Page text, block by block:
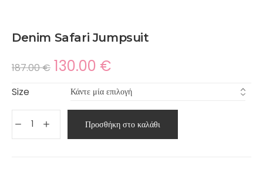
Denim Safari Jumpsuit
187.00€ 130.00 €
Size
Προσθήκη στο καλάθι